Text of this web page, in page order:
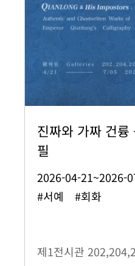
진짜와 가짜 건
필
2026-04-21~2026-
#서예 #회화
제1전시관